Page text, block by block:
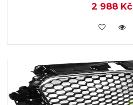
2 988 Kč
KOUPIT